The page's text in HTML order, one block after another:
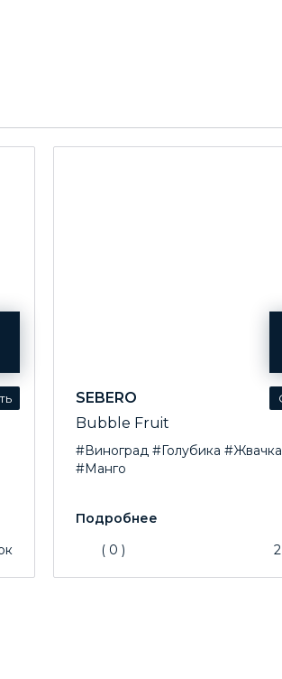
SEBERO
Bubble Fruit
#Виноград #Голубика #Жвачка
#Манго
( 0 ) 2